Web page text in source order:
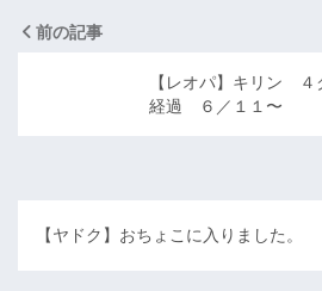
前の記事
【レオパ】キリン ４
経過 ６／１１〜
【ヤドク】おちょこに入りました。